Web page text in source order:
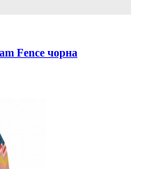
Fence чорна